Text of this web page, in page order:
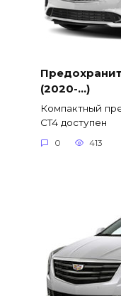
(2020-…)
Компактный
CT4 доступен
0 413